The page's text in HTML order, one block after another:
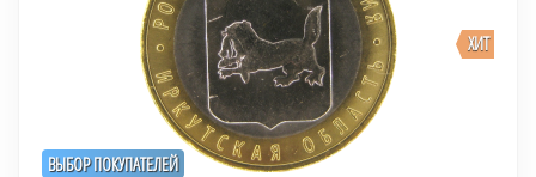
ВЫБОР ПОКУПАТЕЛЕЙ
ХИТ